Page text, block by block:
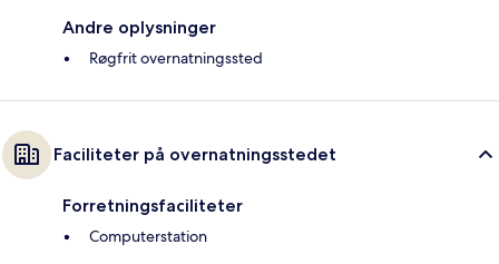
Andre oplysninger
Røgfrit overnatningssted
Faciliteter på overnatningsstedet
Forretningsfaciliteter
Computerstation